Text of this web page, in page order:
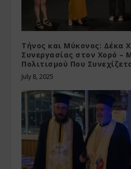
Τήνος και Μύκονος: Δέκα
Συνεργασίας στον Χορό –
Πολιτισμού Που
July 8, 2025